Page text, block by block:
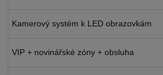
Kamerový systém k LED obrazovkám
VIP + novinářské zóny + obsluha